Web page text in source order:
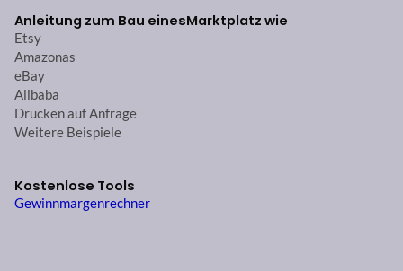
Anleitung zum Bau einesMarktplatz wie
Etsy
Amazonas
eBay
Alibaba
Drucken auf Anfrage
Weitere Beispiele
Kostenlose Tools
Gewinnmargenrechner